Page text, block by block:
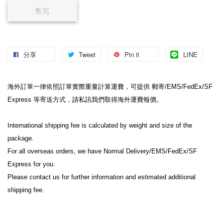
售完
分享 Tweet Pin it LINE
海外訂單一律依照訂單實際重量計算運費，可提供 郵寄/EMS/FedEx/SF
Express 等寄送方式，請私訊我們取得海外運費報價。
International shipping fee is calculated by weight and size of the
package.
For all overseas orders, we have Normal Delivery/EMS/FedEx/SF
Express for you.
Please contact us for further information and estimated additional
shipping fee.